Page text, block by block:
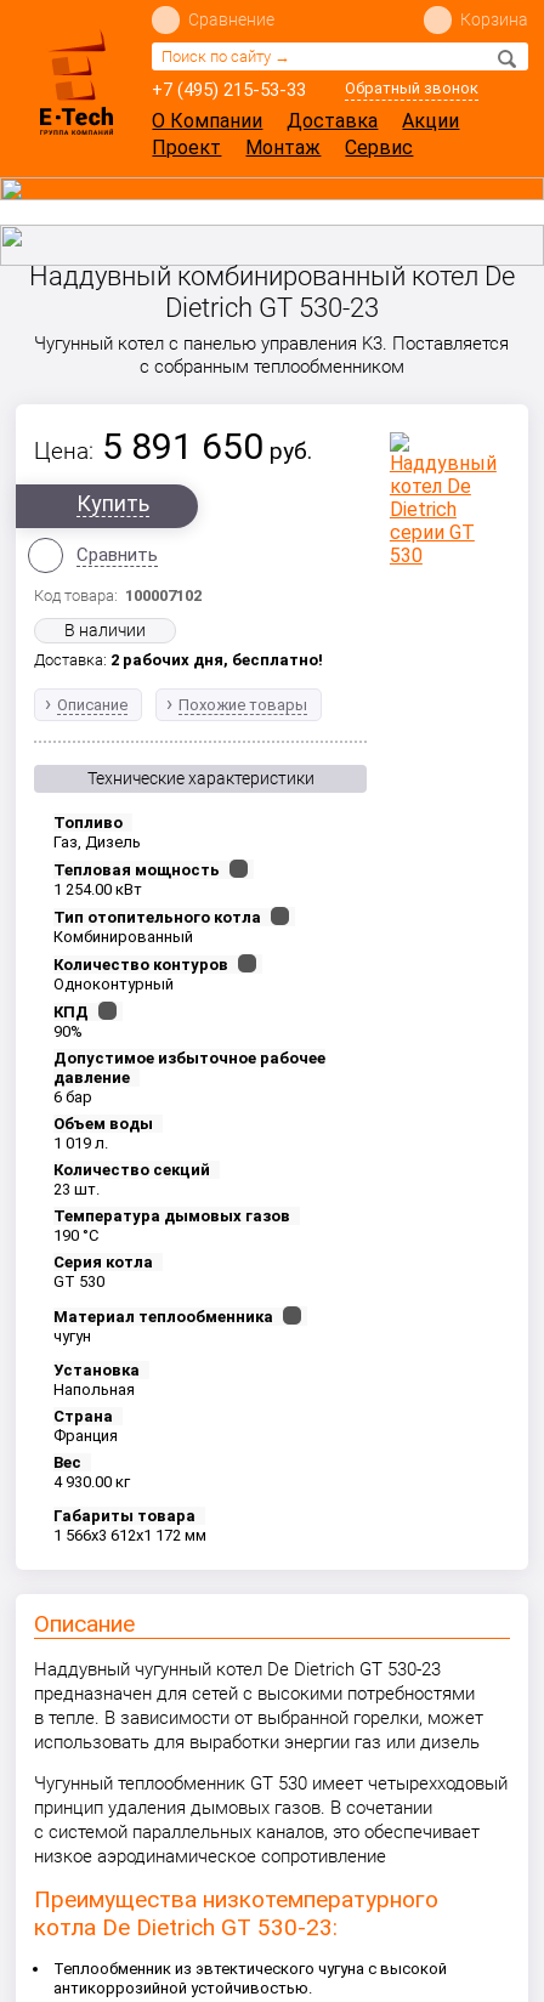
+7 (495) 215-53-33 Обратный звонок
Сравнение Корзина
О Компании Доставка
Акции
Проект
Монтаж Сервис
Наддувный комбинированный котел De
Dietrich GT 530-23
Чугунный котел с панелью управления K3. Поставляется
с собранным теплообменником
Цена: 5 891 650 руб.
Купить
Сравнить
Код товара: 100007102
В наличии
Доставка: 2 рабочих дня, бесплатно!
Описание Похожие товары
Технические характеристики
Топливо
Газ, Дизель
Тепловая мощность
1 254.00 кВт
Тип отопительного котла
Комбинированный
Количество контуров
Одноконтурный
КПД
90%
Допустимое избыточное рабочее
давление
6 бар
Объем воды
1 019 л.
Количество секций
23 шт.
Температура дымовых газов
190 °C
Серия котла
GT 530
Материал теплообменника
чугун
Установка
Напольная
Страна
Франция
Вес
4 930.00 кг
Габариты товара
1 566x3 612x1 172 мм
Описание
Наддувный чугунный котел De Dietrich GT 530-23
предназначен для сетей с высокими потребностями
в тепле. В зависимости от выбранной горелки, может
использовать для выработки энергии газ или дизель
Чугунный теплообменник GT 530 имеет четырехходовый
принцип удаления дымовых газов. В сочетании
с системой параллельных каналов, это обеспечивает
низкое аэродинамическое сопротивление
Преимущества низкотемпературного
котла De Dietrich GT 530-23:
Теплообменник из эвтектического чугуна с высокой
антикоррозийной устойчивостью.